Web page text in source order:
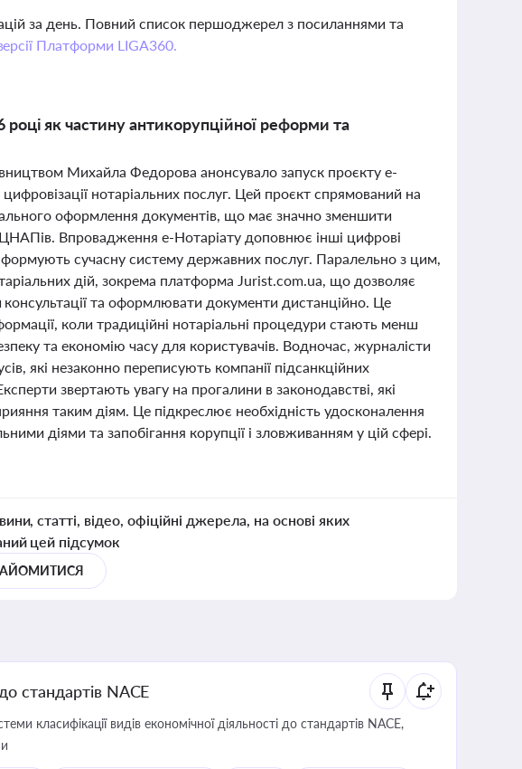
за день. Повний список першоджерел з посиланнями та
Платформи LIGA360.
як частину антикорупційної реформи та
Михайла Федорова анонсувало запуск проєкту е-
нотаріальних послуг. Цей проєкт спрямований на
оформлення документів, що має значно зменшити
ЦНАПів. Впровадження е-Нотаріату доповнює інші цифрові
формують сучасну систему державних послуг. Паралельно з цим,
дій, зокрема платформа Jurist.com.ua, що дозволяє
та оформлювати документи дистанційно. Це
коли традиційні нотаріальні процедури стають менш
та економію часу для користувачів. Водночас, журналісти
які незаконно переписують компанії підсанкційних
звертають увагу на прогалини в законодавстві, які
таким діям. Це підкреслює необхідність удосконалення
діями та запобігання корупції і зловживанням у цій сфері.
статті, відео, офіційні джерела, на основі яких
цей підсумок
стандартів NACE
класифікації видів економічної діяльності до стандартів NACE,